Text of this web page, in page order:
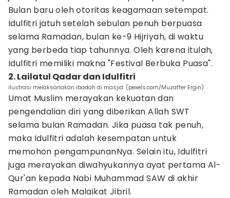
Bulan baru oleh otoritas keagamaan setempat.
Idulfitri jatuh setelah sebulan penuh berpuasa
selama Ramadan, bulan ke-9 Hijriyah, di waktu
yang berbeda tiap tahunnya. Oleh karena itulah,
Idulfitri memiliki makna "Festival Berbuka Puasa".
2. Lailatul Qadar dan Idulfitri
ilustrasi melaksanakan ibadah di masjid. (pexels.com/Muzaffer Ergin)
Umat Muslim merayakan kekuatan dan
pengendalian diri yang diberikan Allah SWT
selama bulan Ramadan. Jika puasa tak penuh,
maka Idulfitri adalah kesempatan untuk
memohon pengampunanNya. Selain itu, Idulfitri
juga merayakan diwahyukannya ayat pertama Al-
Qur'an kepada Nabi Muhammad SAW di akhir
Ramadan oleh Malaikat Jibril.